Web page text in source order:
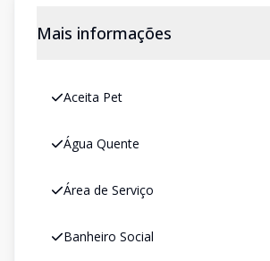
Mais informações
Aceita Pet
Água Quente
Área de Serviço
Banheiro Social